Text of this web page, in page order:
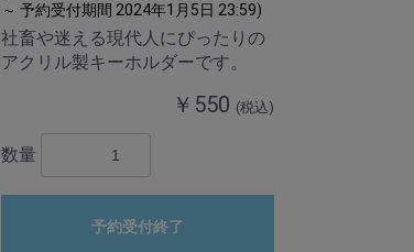
～ 予約受付期間 2024年1月5日 23:59)
社畜や迷える現代人にぴったりの
アクリル製キーホルダーです。
￥550 (税込)
数量
予約受付終了